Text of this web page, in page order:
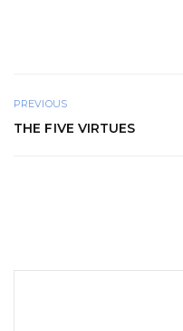
PREVIOUS
THE FIVE VIRTUES